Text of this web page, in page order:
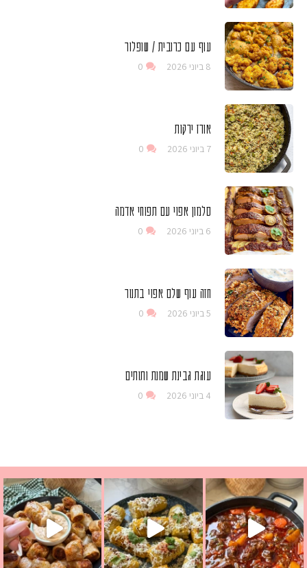
עוף עם כרובית / שופלור
8 ביוני 2026 0
אורז ירקות
7 ביוני 2026 0
סלמון אפוי עם תפוחי אדמה
6 ביוני 2026 0
חזה עוף שלם אפוי בתנור
5 ביוני 2026 0
עוגת גבינת שמנת ותותים
4 ביוני 2026 0
בולגרית מעודנת מ
פרגיות קריספיים ממכרים שמכינים בכמה דקות עב